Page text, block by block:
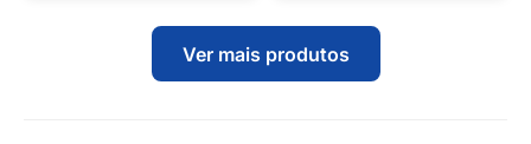
Ver mais produtos